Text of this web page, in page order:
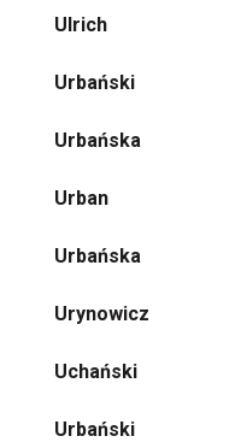
Ulrich
Urbański
Urbańska
Urban
Urbańska
Urynowicz
Uchański
Urbański